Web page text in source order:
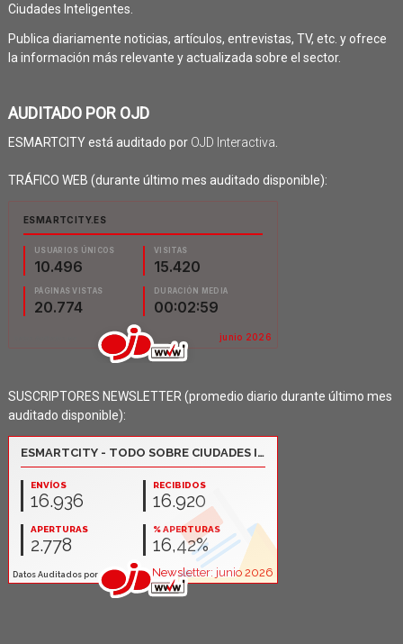
Ciudades Inteligentes.
Publica diariamente noticias, artículos, entrevistas, TV, etc. y ofrece
la información más relevante y actualizada sobre el sector.
AUDITADO POR OJD
ESMARTCITY está auditado por OJD Interactiva
TRÁFICO WEB (durante último mes auditado disponible):
SUSCRIPTORES NEWSLETTER (promedio diario durante último mes
auditado disponible):